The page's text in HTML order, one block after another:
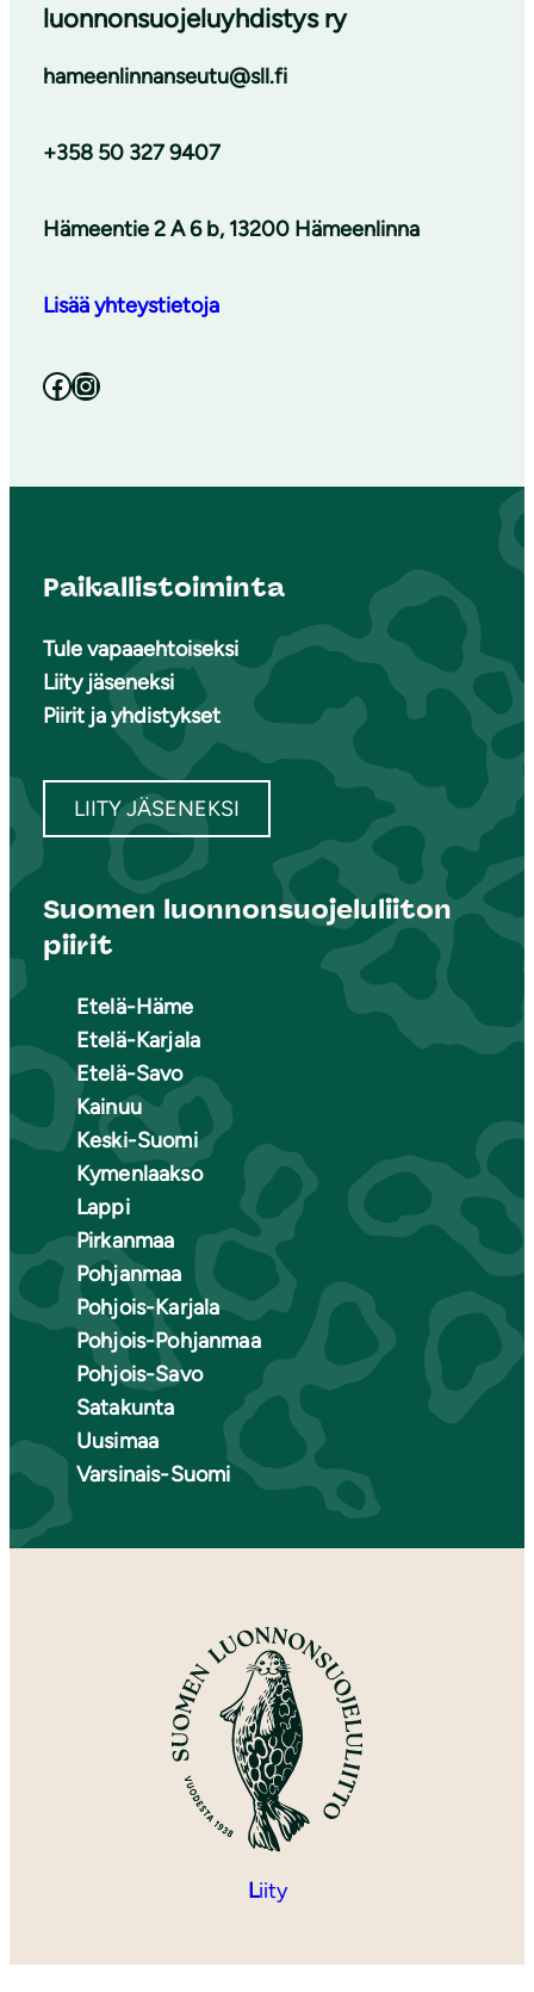
luonnonsuojeluyhdistys ry
hameenlinnanseutu@sll.fi
+358 50 327 9407
Hämeentie 2 A 6 b, 13200 Hämeenlinna
Lisää yhteystietoja
Facebook Instagram
Paikallistoiminta
Tule vapaaehtoiseksi
Liity jäseneksi
Piirit ja yhdistykset
LIITY JÄSENEKSI
Suomen luonnonsuojeluliiton
piirit
Etelä-Häme
Etelä-Karjala
Etelä-Savo
Kainuu
Keski-Suomi
Kymenlaakso
Lappi
Pirkanmaa
Pohjanmaa
Pohjois-Karjala
Pohjois-Pohjanmaa
Pohjois-Savo
Satakunta
Uusimaa
Varsinais-Suomi
Liity